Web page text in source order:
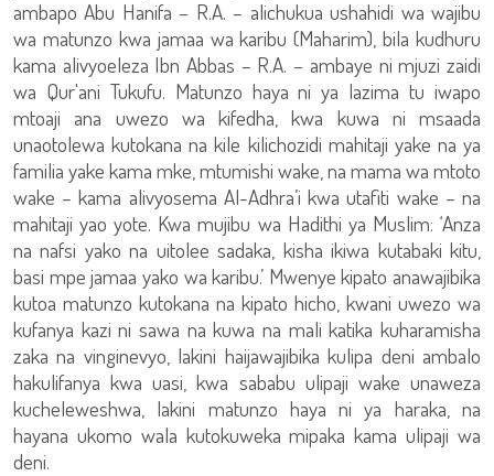
ambapo Abu Hanifa – R.A. – alichukua ushahidi wa wajibu
wa matunzo kwa jamaa wa karibu (Maharim), bila kudhuru
kama alivyoeleza Ibn Abbas – R.A. – ambaye ni mjuzi zaidi
wa Qur'ani Tukufu. Matunzo haya ni ya lazima tu iwapo
mtoaji ana uwezo wa kifedha, kwa kuwa ni msaada
unaotolewa kutokana na kile kilichozidi mahitaji yake na ya
familia yake kama mke, mtumishi wake, na mama wa mtoto
wake – kama alivyosema Al-Adhra’i kwa utafiti wake – na
mahitaji yao yote. Kwa mujibu wa Hadithi ya Muslim: ‘Anza
na nafsi yako na uitolee sadaka, kisha ikiwa kutabaki kitu,
basi mpe jamaa yako wa karibu.’ Mwenye kipato anawajibika
kutoa matunzo kutokana na kipato hicho, kwani uwezo wa
kufanya kazi ni sawa na kuwa na mali katika kuharamisha
zaka na vinginevyo, lakini haijawajibika kulipa deni ambalo
hakulifanya kwa uasi, kwa sababu ulipaji wake unaweza
kucheleweshwa, lakini matunzo haya ni ya haraka, na
hayana ukomo wala kutokuweka mipaka kama ulipaji wa
deni.